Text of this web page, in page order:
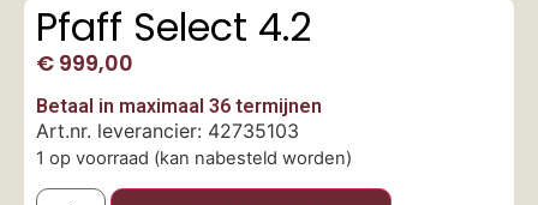
Pfaff Select 4.2
€ 999,00
Betaal in maximaal 36 termijnen
Art.nr. leverancier: 42735103
1 op voorraad (kan nabesteld worden)